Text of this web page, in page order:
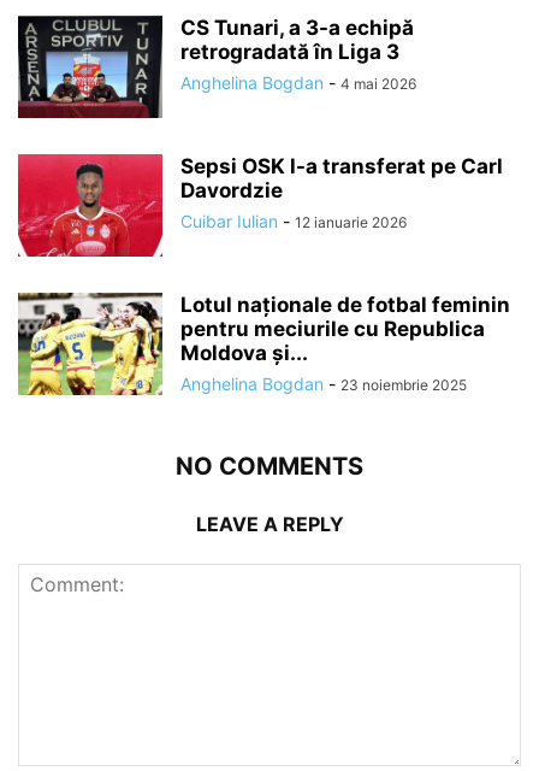
CS Tunari, a 3-a echipă
retrogradată în Liga 3
Anghelina Bogdan - 4 mai 2026
Sepsi OSK l-a transferat pe Carl
Davordzie
Cuibar Iulian - 12 ianuarie 2026
Lotul naționale de fotbal feminin
pentru meciurile cu Republica
Moldova și...
Anghelina Bogdan - 23 noiembrie 2025
NO COMMENTS
LEAVE A REPLY